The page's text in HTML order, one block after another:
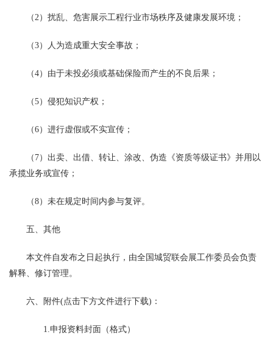
（2）扰乱、危害展示工程行业市场秩序及健康发展环境；
（3）人为造成重大安全事故；
（4）由于未投必须或基础保险而产生的不良后果；
（5）侵犯知识产权；
（6）进行虚假或不实宣传；
（7）出卖、出借、转让、涂改、伪造《资质等级证书》并用以
承揽业务或宣传；
（8）未在规定时间内参与复评。
五、其他
本文件自发布之日起执行，由全国城贸联会展工作委员会负责
解释、修订管理。
六、附件(点击下方文件进行下载)：
1.申报资料封面（格式）